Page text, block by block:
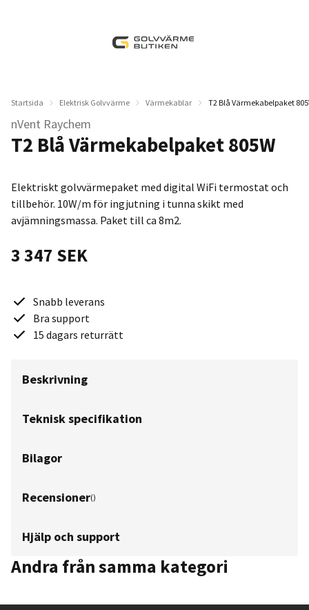
Startsida Elektrisk Golvvärme Värmekablar T2 Blå Värmekabelpaket
nVent Raychem
T2 Blå Värmekabelpaket 805W
Elektriskt golvvärmepaket med digital WiFi termostat och
tillbehör. 10W/m för ingjutning i tunna skikt med
avjämningsmassa. Paket till ca 8m2.
3 347 SEK
Snabb leverans
Bra support
15 dagars returrätt
Beskrivning
Teknisk specifikation
Bilagor
Recensioner()
Hjälp och support
Andra från samma kategori